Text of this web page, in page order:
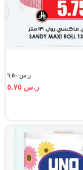
ر.س ٦.٥٠
ر.س ٥.٧٥